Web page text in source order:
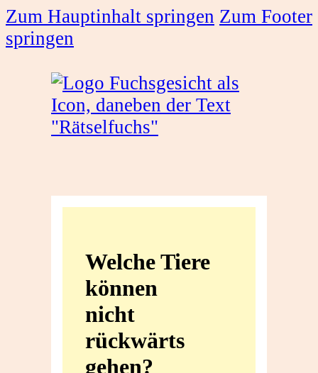
Zum Hauptinhalt springen Zum Footer
springen
Welche
können
rückwärts
Welche Tiere
können
nicht
rückwärts
gehen?